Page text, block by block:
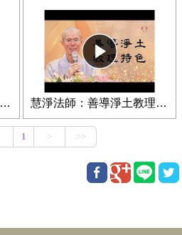
慧淨法師：善導淨土教理特色(下) 慧淨法師：善導淨土教理特色(上)